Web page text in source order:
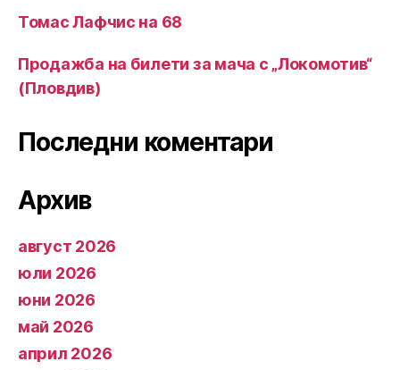
Томас Лафчис на 68
Продажба на билети за мача с „Локомотив“
(Пловдив)
Последни коментари
Архив
август 2026
юли 2026
юни 2026
май 2026
април 2026